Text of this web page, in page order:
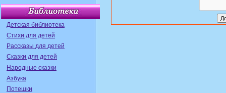
Детская библиотека
Стихи для детей
Рассказы для детей
Сказки для детей
Народные сказки
Азбука
Потешки